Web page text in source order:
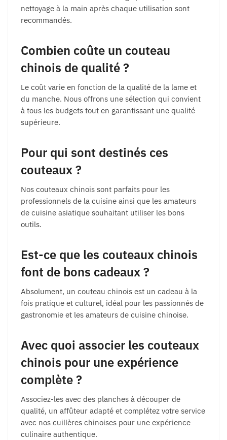
nettoyage à la main après chaque utilisation sont
recommandés.
Combien coûte un couteau
chinois de qualité ?
Le coût varie en fonction de la qualité de la lame et
du manche. Nous offrons une sélection qui convient
à tous les budgets tout en garantissant une qualité
supérieure.
Pour qui sont destinés ces
couteaux ?
Nos couteaux chinois sont parfaits pour les
professionnels de la cuisine ainsi que les amateurs
de cuisine asiatique souhaitant utiliser les bons
outils.
Est-ce que les couteaux chinois
font de bons cadeaux ?
Absolument, un couteau chinois est un cadeau à la
fois pratique et culturel, idéal pour les passionnés de
gastronomie et les amateurs de cuisine chinoise.
Avec quoi associer les couteaux
chinois pour une expérience
complète ?
Associez-les avec des planches à découper de
qualité, un affûteur adapté et complétez votre service
avec nos cuillères chinoises pour une expérience
culinaire authentique.